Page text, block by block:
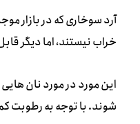
آرد سوخاری که در بازار
خراب نیستند، اما دیگر
این مورد در مورد نان
شوند. با توجه به رطوبت